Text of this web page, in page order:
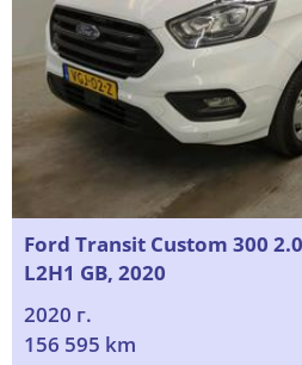
Ford Transit Custom 300
L2H1 GB, 2020
2020 г.
156 595 km